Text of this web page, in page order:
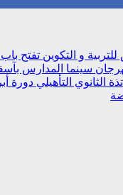
و التكوين تفتح باب
سينما المدارس
التأهيلي دورة أبريل